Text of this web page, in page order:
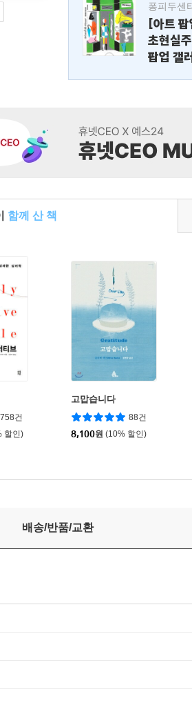
퐁피두센
[아트 팝
초현실
팝업 갤
함께 산 책
758건
할인)
고맙습니다
88건
8,100원 (10% 할인)
배송/반품/교환